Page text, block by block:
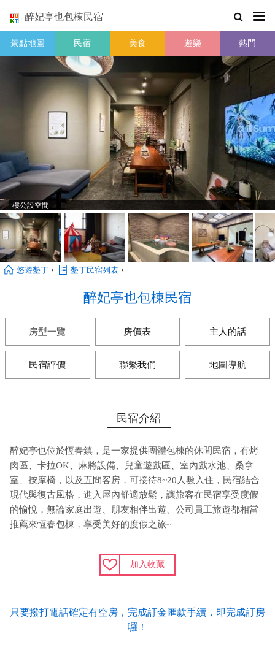
醉妃亭也包棟民宿
景點地圖 民宿 美食 遊樂 熱門
一樓公設空間
悠遊墾丁 › 墾丁民宿列表 ›
醉妃亭也包棟民宿
房型一覽 房價表 主人的話
民宿評價 聯繫我們 地圖導航
民宿介紹
醉妃亭也位於恆春鎮，是一家提供團體包棟的休閒民宿，有烤
肉區、卡拉OK、麻將設備、兒童遊戲區、室內戲水池、桑拿
室、按摩椅，以及五間客房，可接待8~20人數入住，民宿結合
現代與復古風格，進入屋內舒適放鬆，讓旅客在民宿享受度假
的愉悅，無論家庭出遊、朋友相伴出遊、公司員工旅遊都相當
推薦來恆春包棟，享受美好的度假之旅~
加入收藏
只要撥打電話確定有空房，完成訂金匯款手續，即完成訂房
囉！